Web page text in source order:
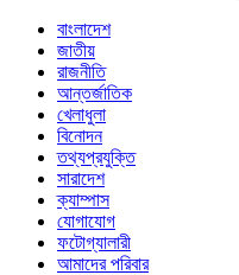
বাংলাদেশ
জাতীয়
রাজনীতি
আন্তর্জাতিক
খেলাধুলা
বিনোদন
তথ্যপ্রযুক্তি
সারাদেশ
ক্যাম্পাস
যোগাযোগ
ফটোগ্যালারী
আমাদের পরিবার